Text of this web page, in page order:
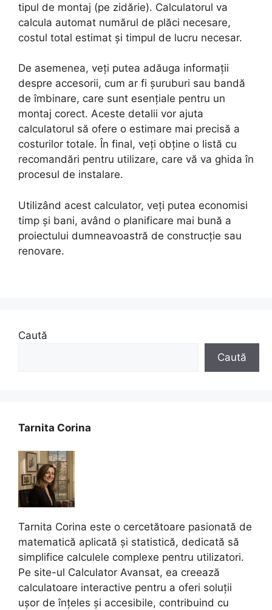
tipul de montaj (pe zidărie). Calculatorul va
calcula automat numărul de plăci necesare,
costul total estimat și timpul de lucru necesar.
De asemenea, veți putea adăuga informații
despre accesorii, cum ar fi șuruburi sau bandă
de îmbinare, care sunt esențiale pentru un
montaj corect. Aceste detalii vor ajuta
calculatorul să ofere o estimare mai precisă a
costurilor totale. În final, veți obține o listă cu
recomandări pentru utilizare, care vă va ghida în
procesul de instalare.
Utilizând acest calculator, veți putea economisi
timp și bani, având o planificare mai bună a
proiectului dumneavoastră de construcție sau
renovare.
Caută
Caută
Tarnita Corina
Tarnita Corina este o cercetătoare pasionată de
matematică aplicată și statistică, dedicată să
simplifice calculele complexe pentru utilizatori.
Pe site-ul Calculator Avansat, ea creează
calculatoare interactive pentru a oferi soluții
ușor de înțeles și accesibile, contribuind cu